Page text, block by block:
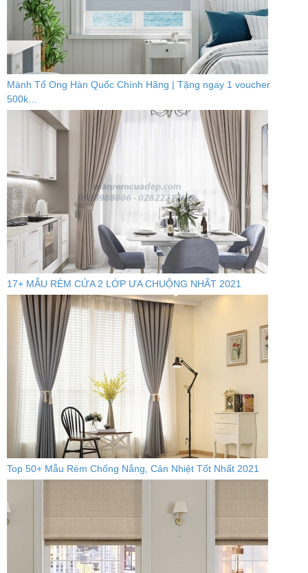
Mành Tổ Ong Hàn Quốc Chính Hãng | Tặng ngay 1 voucher
500k…
17+ MẪU RÈM CỬA 2 LỚP ƯA CHUỘNG NHẤT 2021
Top 50+ Mẫu Rèm Chống Nắng, Cản Nhiệt Tốt Nhất 2021